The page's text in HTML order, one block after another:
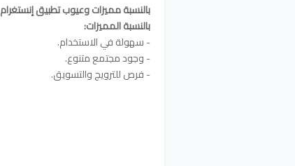
بالنسبة مميزات وعيوب تطبيق إنستغرام
بالنسبة المميزات:
- سهولة في الاستخدام.
- وجود مجتمع متنوع.
- فرص للترويج والتسويق.